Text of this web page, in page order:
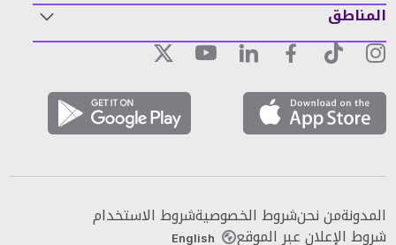
المناطق
المدونةمن نحنشروط الخصوصيةشروط الاستخدام
شروط الإعلان عبر الموقع English